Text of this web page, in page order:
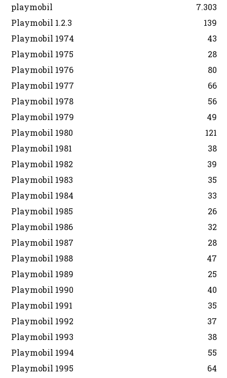
playmobil
7.303
Playmobil 1.2.3
139
Playmobil 1974
43
Playmobil 1975
28
Playmobil 1976
80
Playmobil 1977
66
Playmobil 1978
56
Playmobil 1979
49
Playmobil 1980
121
Playmobil 1981
38
Playmobil 1982
39
Playmobil 1983
35
Playmobil 1984
33
Playmobil 1985
26
Playmobil 1986
32
Playmobil 1987
28
Playmobil 1988
47
Playmobil 1989
25
Playmobil 1990
40
Playmobil 1991
35
Playmobil 1992
37
Playmobil 1993
38
Playmobil 1994
55
Playmobil 1995
64